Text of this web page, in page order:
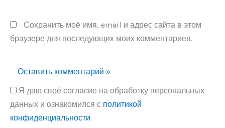
Сохранить моё имя, email и адрес сайта в этом
браузере для последующих моих комментариев.
Я даю своё согласие на обработку персональных
данных и ознакомился с политикой
конфиденциальности